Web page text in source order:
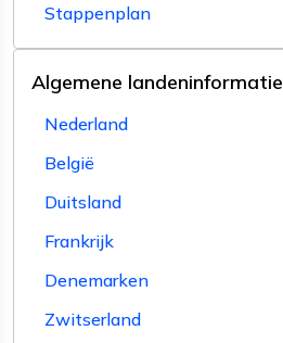
Stappenplan
Algemene landeninformatie
Nederland
België
Duitsland
Frankrijk
Denemarken
Zwitserland